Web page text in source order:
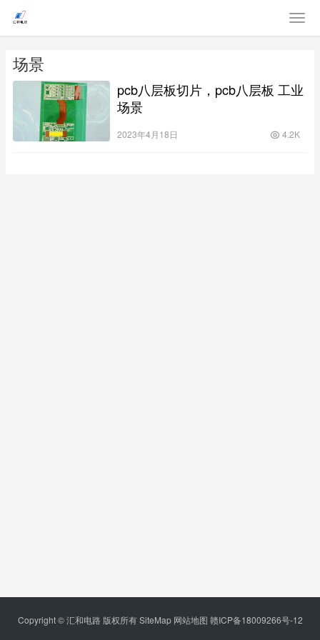
场景
pcb八层板切片，pcb八层板 工业
场景
2023年4月18日 4.2K
Copyright © 汇和电路 版权所有SiteMap 网站地图 赣ICP备18009266号-12